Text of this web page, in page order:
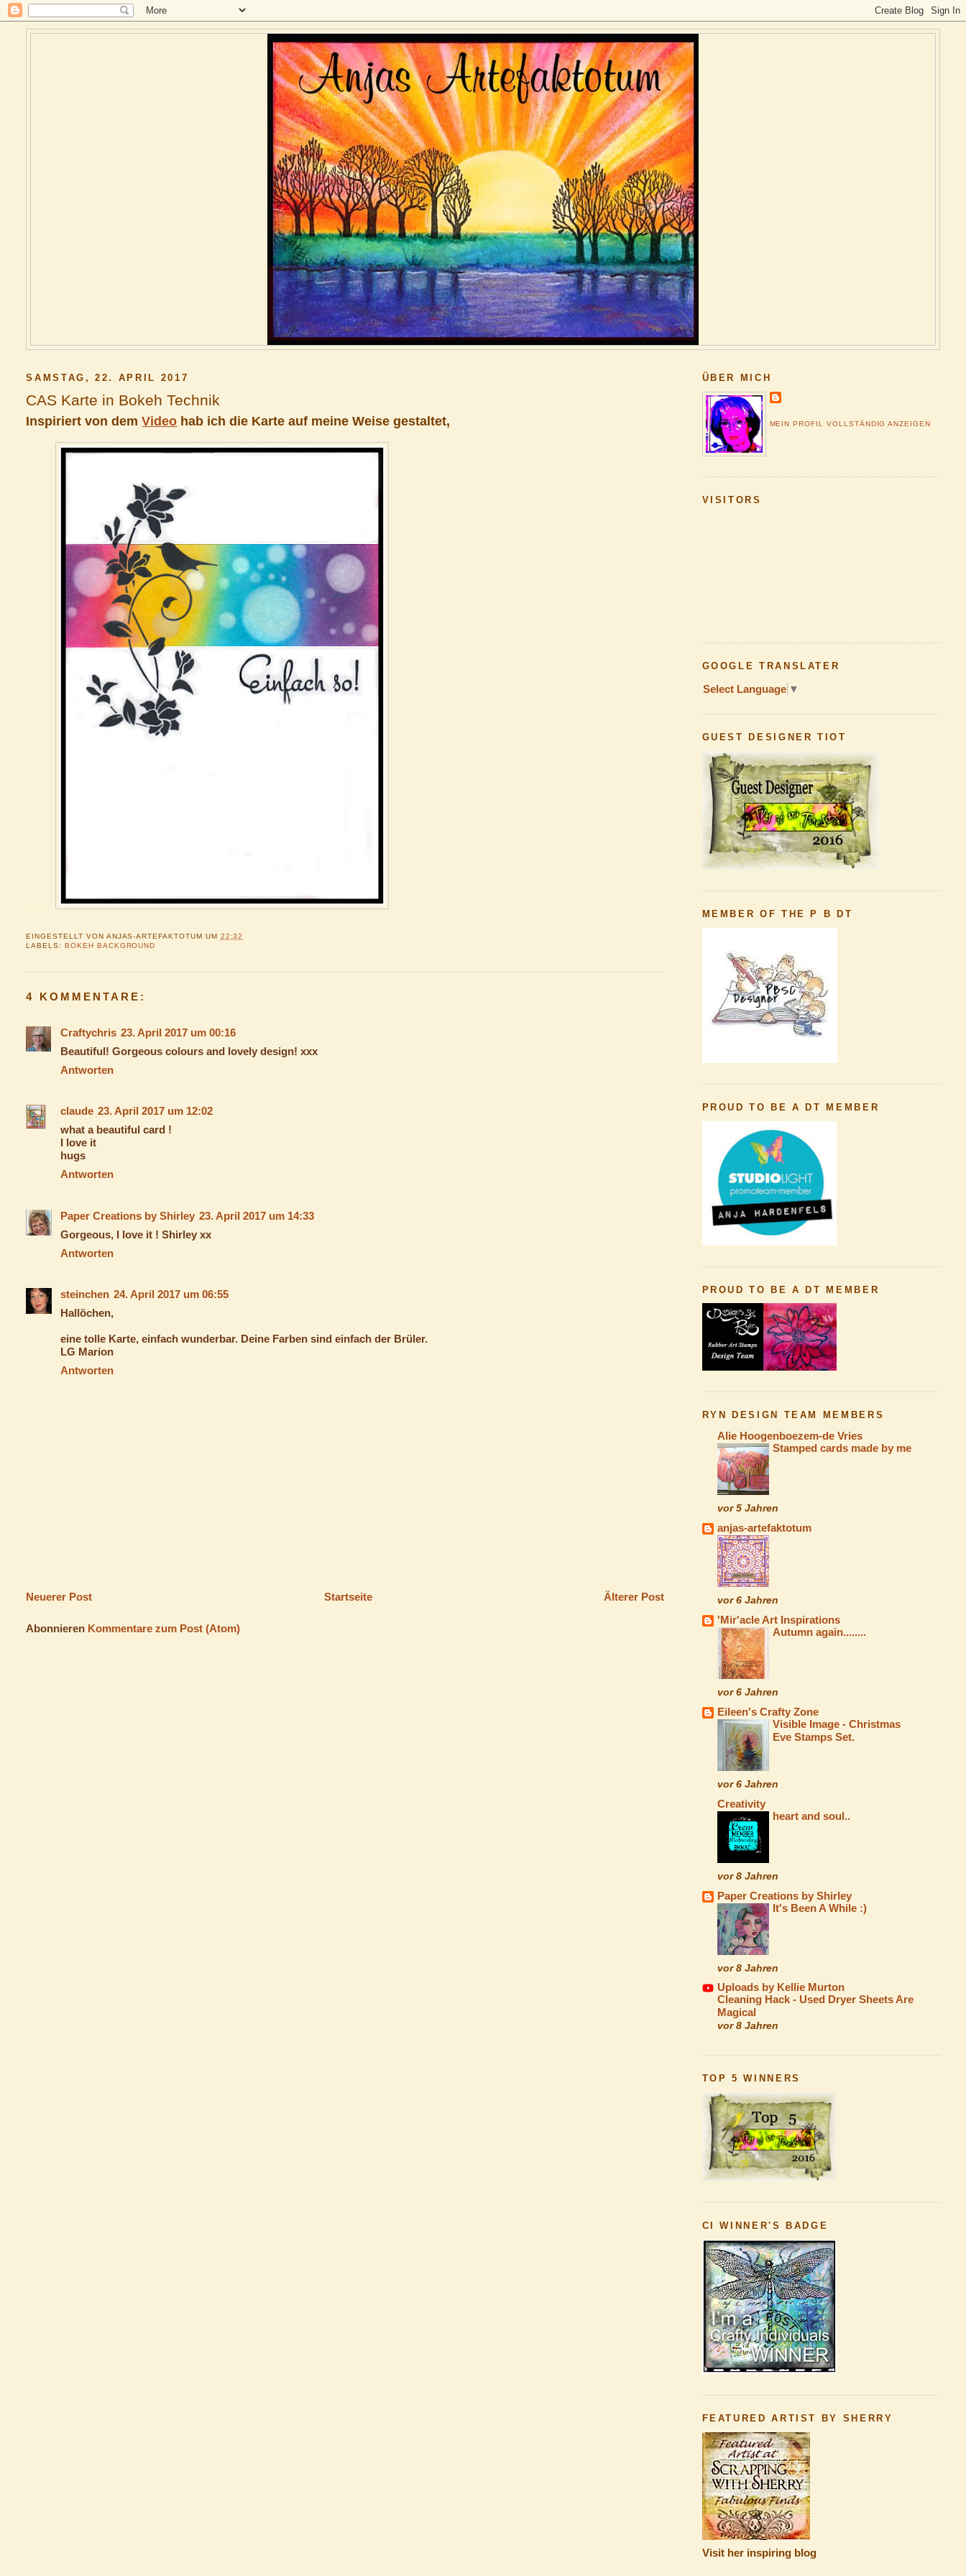
SAMSTAG, 22. APRIL 2017
CAS Karte in Bokeh Technik
Inspiriert von demVideo hab ich die Karte auf meine Weise gestaltet,
EINGESTELLT VON ANJAS-ARTEFAKTOTUM UM 22:32
LABELS:BOKEH BACKGROUND
4 KOMMENTARE:
Craftychris 23. April 2017 um 00:16
Beautiful! Gorgeous colours and lovely design! xxx
Antworten
claude 23. April 2017 um 12:02
what a beautiful card !
I love it
hugs
Antworten
Paper Creations by Shirley 23. April 2017 um 14:33
Gorgeous, I love it ! Shirley xx
Antworten
steinchen 24. April 2017 um 06:55
Hallöchen,
eine tolle Karte, einfach wunderbar. Deine Farben sind einfach der Brüler.
LG Marion
Antworten
Neuerer Post Älterer Post
Startseite
Abonnieren Kommentare zum Post (Atom)
ÜBER MICH
MEIN PROFIL VOLLSTÄNDIG ANZEIGEN
VISITORS
GOOGLE TRANSLATER
Select Language ▼
GUEST DESIGNER TIOT
MEMBER OF THE P B DT
PROUD TO BE A DT MEMBER
PROUD TO BE A DT MEMBER
RYN DESIGN TEAM MEMBERS
Alie Hoogenboezem-de Vries
Stamped cards made by me
vor 5 Jahren
anjas-artefaktotum
vor 6 Jahren
'Mir'acle Art Inspirations
Autumn again........
vor 6 Jahren
Eileen's Crafty Zone
Visible Image - Christmas
Eve Stamps Set.
vor 6 Jahren
Creativity
heart and soul..
vor 8 Jahren
Paper Creations by Shirley
It's Been A While :)
vor 8 Jahren
Uploads by Kellie Murton
Cleaning Hack - Used Dryer Sheets Are
Magical
vor 8 Jahren
TOP 5 WINNERS
CI WINNER'S BADGE
FEATURED ARTIST BY SHERRY
Visit her inspiring blog